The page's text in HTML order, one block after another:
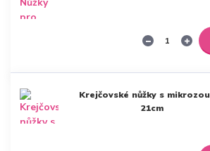
Krejčovské nůžky s
21cm